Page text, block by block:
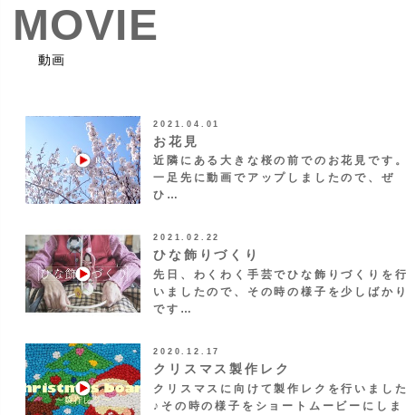
MOVIE
動画
2021.04.01
お花見
近隣にある大きな桜の前でのお花見です
一足先に動画でアップしましたので、ぜ
ひ…
2021.02.22
ひな飾りづくり
先日、わくわく手芸でひな飾りづくりを
いましたので、その時の様子を少しばか
です…
2020.12.17
クリスマス製作レク
クリスマスに向けて製作レクを行いまし
♪その時の様子をショートムービーにしま